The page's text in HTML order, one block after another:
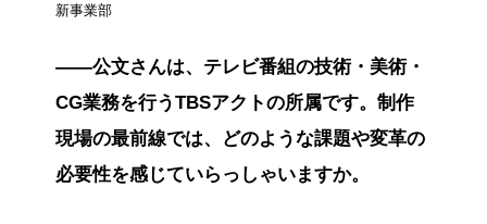
新事業部
――公文さんは、テレビ番組の技術・美術・
CG業務を行うTBSアクトの所属です。制作
現場の最前線では、どのような課題や変革の
必要性を感じていらっしゃいますか。